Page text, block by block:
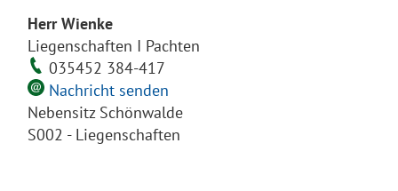
Herr Wienke
Liegenschaften I Pachten
035452 384-417
Nachricht senden
Nebensitz Schönwalde
S002 - Liegenschaften